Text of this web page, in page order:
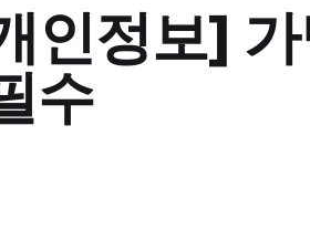
인정보]
수